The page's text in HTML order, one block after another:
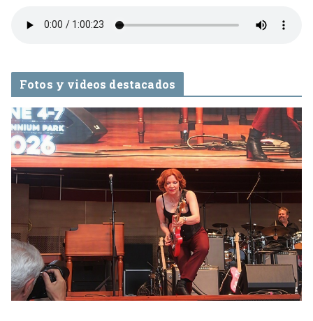
Fotos y videos destacados